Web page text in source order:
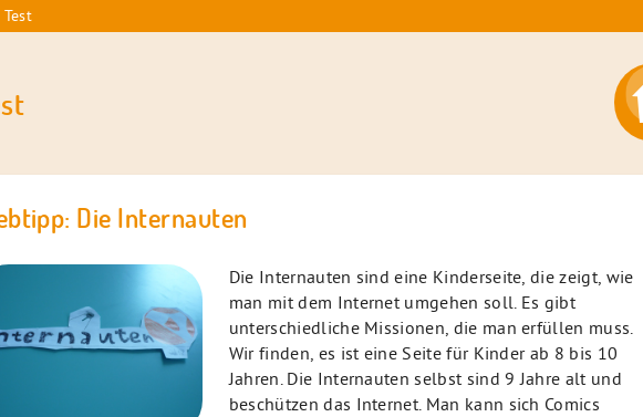
Test
Die Internauten
Die Internauten sind eine Kinderseite, die zeigt, wie
man mit dem Internet umgehen soll. Es gibt
unterschiedliche Missionen, die man erfüllen muss.
Wir finden, es ist eine Seite für Kinder ab 8 bis 10
Jahren. Die Internauten selbst sind 9 Jahre alt und
beschützen das Internet. Man kann sich Comics